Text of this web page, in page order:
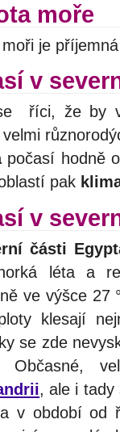
moře
je
v
říci, že by
velmi
počasí hodně
pak
v
části
léta a
ve výšce 27
klesají
se zde
Občasné,
, ale i tady
v období